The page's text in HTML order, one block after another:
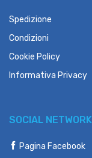
Spedizione
Condizioni
Cookie Policy
Informativa Privacy
SOCIAL NETWORK
Pagina Facebook